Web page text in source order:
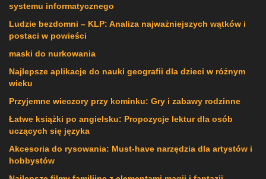
systemu informatycznego
Ludzie bezdomni – KLP: Analiza najważniejszych wątków i
postaci w powieści
maski do nurkowania
Najlepsze aplikacje do nauki geografii dla dzieci w różnym
wieku
Przyjemne wieczory przy kominku: Gry i zabawy rodzinne
Łatwe książki po angielsku: Propozycje lektur dla osób
uczących się języka
Akcesoria do rysowania: Must-have narzędzia dla artystów i
hobbystów